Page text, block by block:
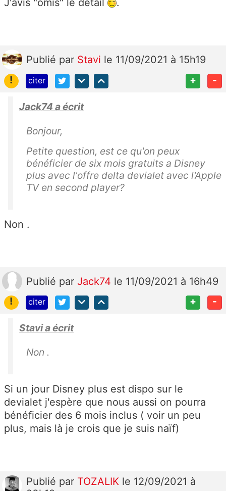
Publié par Stavi le 11/09/2021 à 15h19
!
citer + -
Jack74 a écrit
Bonjour,
Petite question, est ce qu'on peux
bénéficier de six mois gratuits a Disney
plus avec l'offre delta devialet avec l'Apple
TV en second player?
Non .
Publié par Jack74 le 11/09/2021 à 16h49
!
citer + -
Stavi a écrit
Non .
Si un jour Disney plus est dispo sur le
devialet j'espère que nous aussi on pourra
bénéficier des 6 mois inclus ( voir un peu
plus, mais là je crois que je suis naïf)
Publié par TOZALIK le 12/09/2021 à